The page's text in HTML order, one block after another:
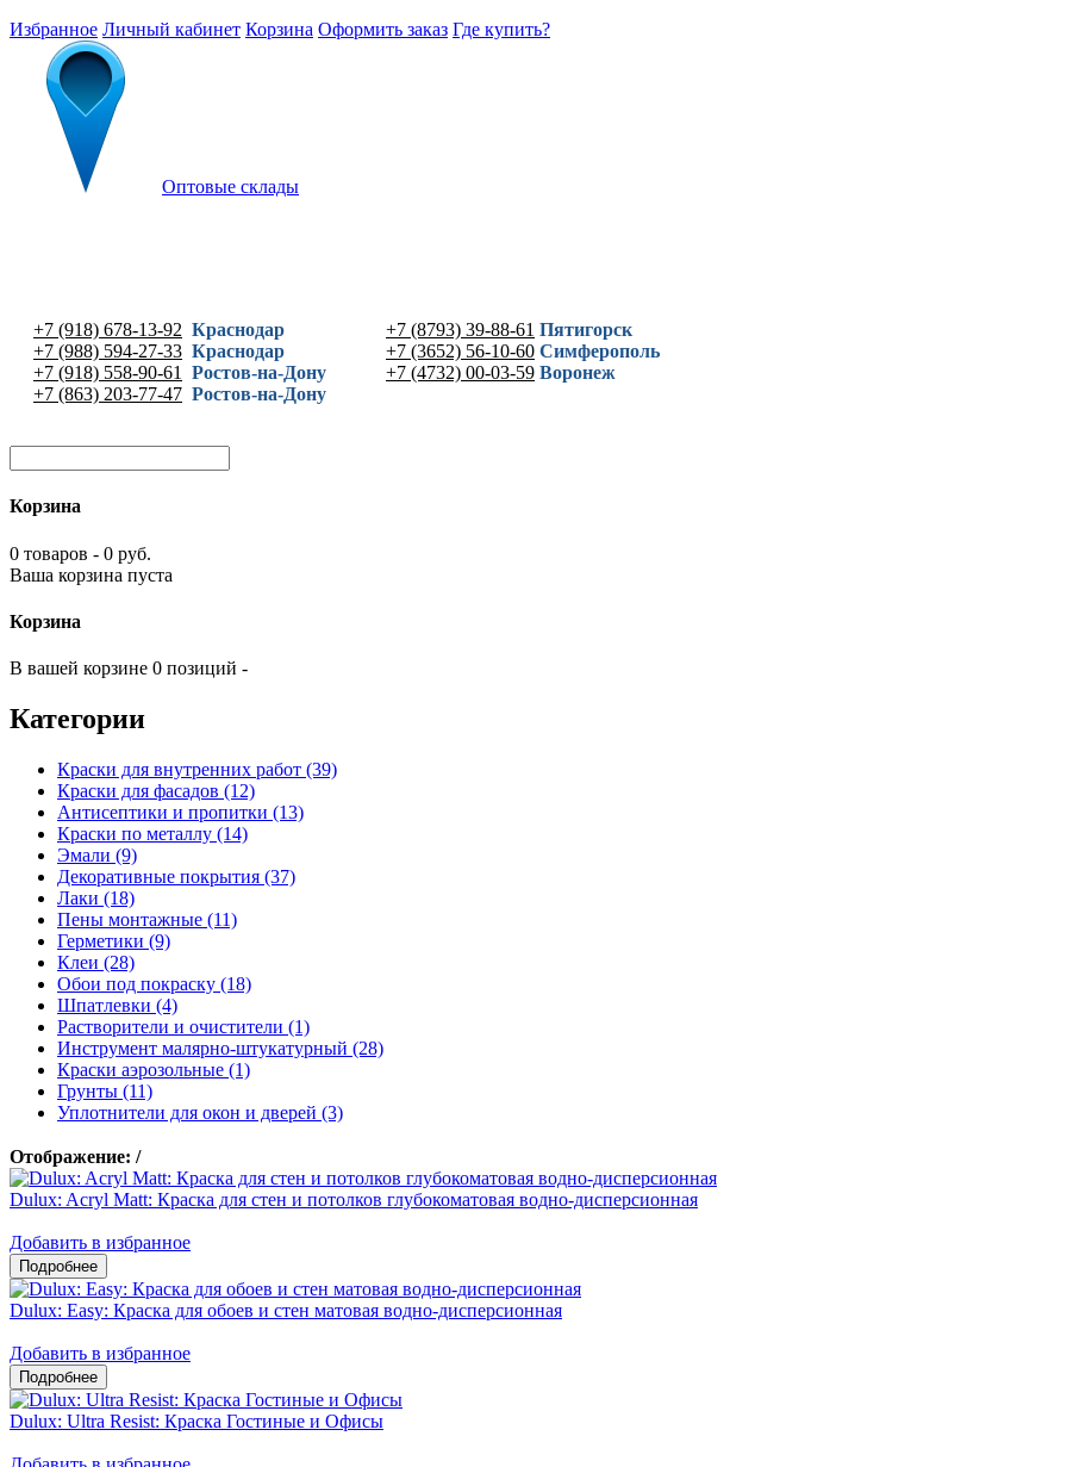
Избранное Личный кабинет Корзина Оформить заказ Где купить?
Оптовые склады
+7 (918) 678-13-92 Краснодар
+7 (988) 594-27-33 Краснодар
+7 (918) 558-90-61
Ростов-на-Дону
+7 (863) 203-77-47 Ростов-на-Дону
+7 (8793) 39-88-61 Пятигорск
+7 (3652) 56-10-60 Симферополь
+7 (4732) 00-03-59 Воронеж
Корзина
0 товаров - 0 руб.
Ваша корзина пуста
Корзина
В вашей корзине 0 позиций -
Категории
Краски для внутренних работ (39)
Краски для фасадов (12)
Антисептики и пропитки (13)
Краски по металлу (14)
Эмали (9)
Декоративные покрытия (37)
Лаки (18)
Пены монтажные (11)
Герметики (9)
Клеи (28)
Обои под покраску (18)
Шпатлевки (4)
Растворители и очистители (1)
Инструмент малярно-штукатурный (28)
Краски аэрозольные (1)
Грунты (11)
Уплотнители для окон и дверей (3)
Отображение: /
Dulux: Acryl Matt: Краска для стен и потолков глубокоматовая водно-дисперсионная
Добавить в избранное
Dulux: Easy: Краска для обоев и стен матовая водно-дисперсионная
Добавить в избранное
Dulux: Ultra Resist: Краска Гостиные и Офисы